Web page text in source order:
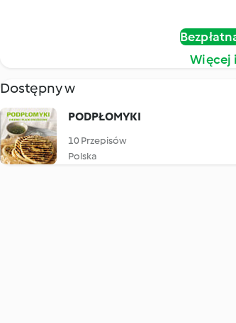
Więcej
Dostępny w
PODPŁOMYKI
10 Przepisów
Polska